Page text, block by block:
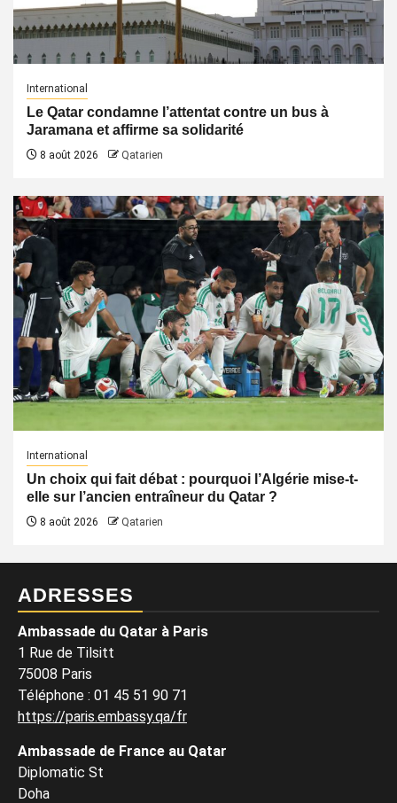
International
Le Qatar condamne l’attentat contre un bus à
Jaramana et affirme sa solidarité
8 août 2026 Qatarien
International
Un choix qui fait débat : pourquoi l’Algérie mise-t-
elle sur l’ancien entraîneur du Qatar ?
8 août 2026 Qatarien
ADRESSES
Ambassade du Qatar à Paris
1 Rue de Tilsitt
75008 Paris
Téléphone : 01 45 51 90 71
https://paris.embassy.qa/fr
Ambassade de France au Qatar
Diplomatic St
Doha